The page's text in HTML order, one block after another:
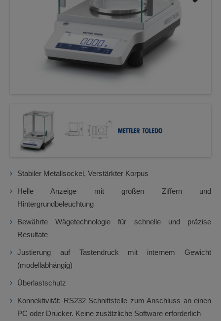
Stabiler Metallsockel, Verstärkter Korpus
Helle Anzeige mit großen Ziffern und
Hintergrundbeleuchtung
Bewährte Wägetechnologie für schnelle und präzise
Resultate
Justierung auf Tastendruck mit internem Gewicht
(modellabhängig)
Überlastschutz
Konnektivität: RS232 Schnittstelle zum Anschluss an einen
PC oder Drucker. Keine zusätzliche Software erforderlich